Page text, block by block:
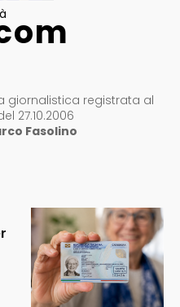
giornalistica registrata al
27.10.2006
Fasolino